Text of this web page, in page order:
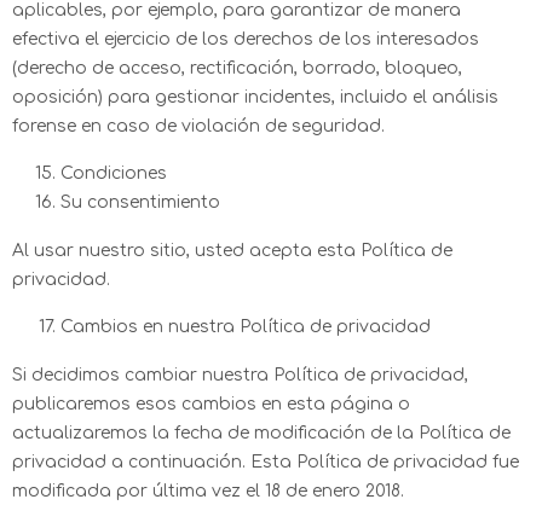
aplicables, por ejemplo, para garantizar de manera
efectiva el ejercicio de los derechos de los interesados
(derecho de acceso, rectificación, borrado, bloqueo,
oposición) para gestionar incidentes, incluido el análisis
forense en caso de violación de seguridad.
Condiciones
Su consentimiento
Al usar nuestro sitio, usted acepta esta Política de
privacidad.
Cambios en nuestra Política de privacidad
Si decidimos cambiar nuestra Política de privacidad,
publicaremos esos cambios en esta página o
actualizaremos la fecha de modificación de la Política de
privacidad a continuación. Esta Política de privacidad fue
modificada por última vez el 18 de enero 2018.